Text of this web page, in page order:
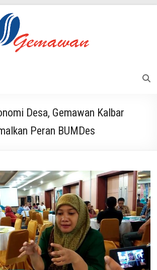
Desa, Gemawan Kalbar
Peran BUMDes